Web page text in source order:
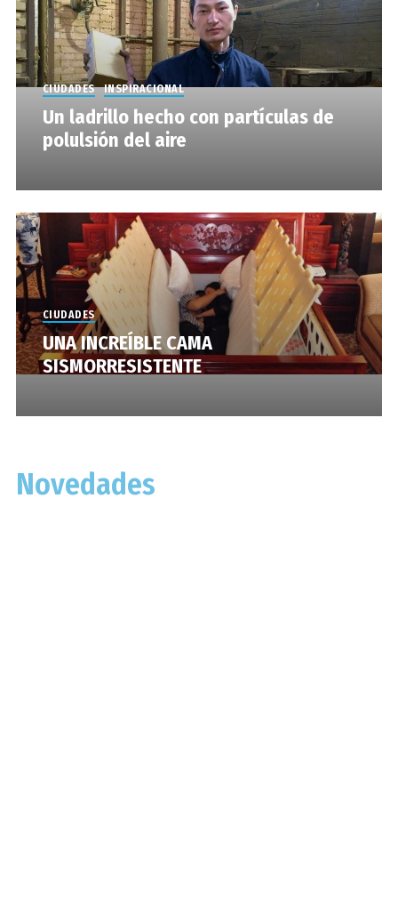
CIUDADES INSPIRACIONAL
Un ladrillo hecho con partículas de
polulsión del aire
CIUDADES
UNA INCREÍBLE CAMA
SISMORRESISTENTE
Novedades